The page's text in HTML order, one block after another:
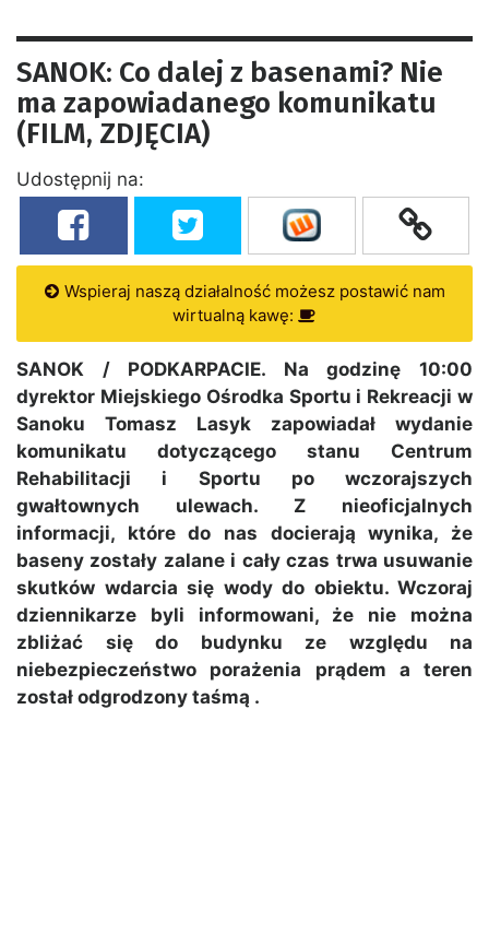
SANOK: Co dalej z basenami? Nie
ma zapowiadanego komunikatu
(FILM, ZDJĘCIA)
Udostępnij na:
Wspieraj naszą działalność możesz postawić nam
wirtualną kawę:
SANOK / PODKARPACIE. Na godzinę 10:00
dyrektor Miejskiego Ośrodka Sportu i Rekreacji w
Sanoku Tomasz Lasyk zapowiadał wydanie
komunikatu dotyczącego stanu Centrum
Rehabilitacji i Sportu po wczorajszych
gwałtownych ulewach. Z nieoficjalnych
informacji, które do nas docierają wynika, że
baseny zostały zalane i cały czas trwa usuwanie
skutków wdarcia się wody do obiektu. Wczoraj
dziennikarze byli informowani, że nie można
zbliżać się do budynku ze względu na
niebezpieczeństwo porażenia prądem a teren
został odgrodzony taśmą .